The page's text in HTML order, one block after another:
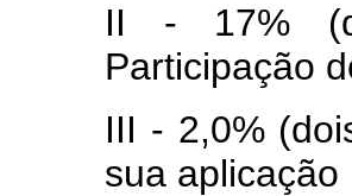
II - 17%
Participação
III - 2,0%
sua